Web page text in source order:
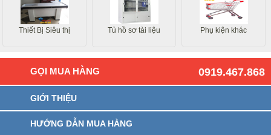
Thiết Bị Siêu thị Tủ hồ sơ tài liệu Phụ kiện khác
0919.467.868
GỌI MUA HÀNG
GIỚI THIỆU
HƯỚNG DẪN MUA HÀNG